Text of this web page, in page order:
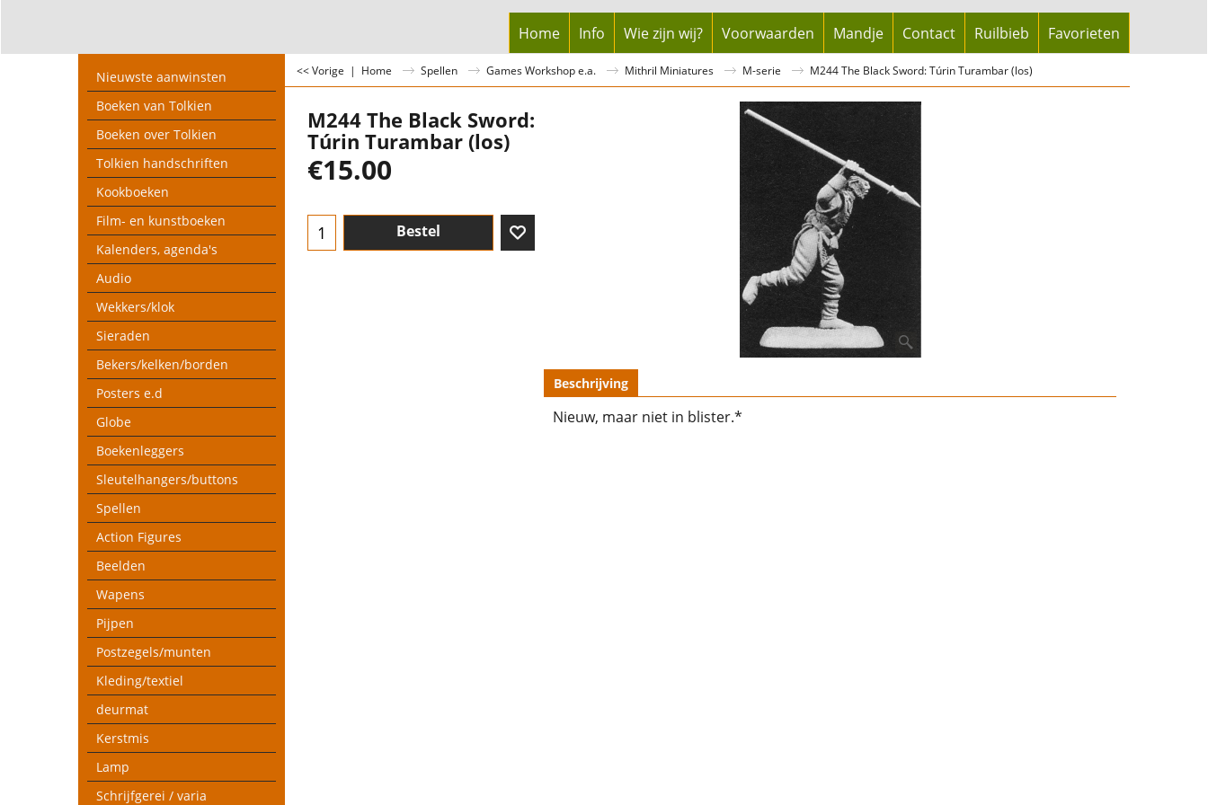
Home Info Wie zijn wij? Voorwaarden Mandje Contact Ruilbieb Favorieten
Nieuwste aanwinsten
Boeken van Tolkien
Boeken over Tolkien
Tolkien handschriften
Kookboeken
Film- en kunstboeken
Kalenders, agenda's
Audio
Wekkers/klok
Sieraden
Bekers/kelken/borden
Posters e.d
Globe
Boekenleggers
Sleutelhangers/buttons
Spellen
Action Figures
Beelden
Wapens
Pijpen
Postzegels/munten
Kleding/textiel
deurmat
Kerstmis
Lamp
Schrijfgerei / varia
<< Vorige | Home Spellen Games Workshop e.a. Mithril Miniatures M-serie M244 The Black Sword: Túrin Turambar (los)
M244 The Black Sword:
Túrin Turambar (los)
€15.00
Bestel
Beschrijving
Nieuw, maar niet in blister.*